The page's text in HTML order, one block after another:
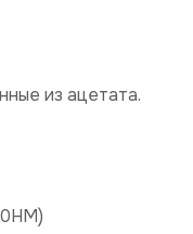
из ацетата.